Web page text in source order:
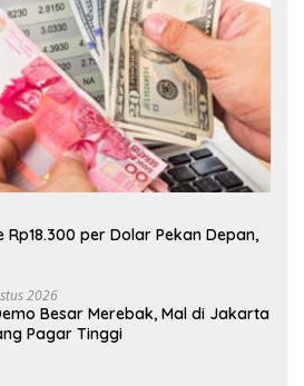
per Dolar Pekan Depan,
2026
Besar Merebak, Mal di Jakarta
Pagar Tinggi